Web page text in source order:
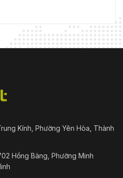
Kính, Phường Yên Hòa, Thành
Hồng Bàng, Phường Minh